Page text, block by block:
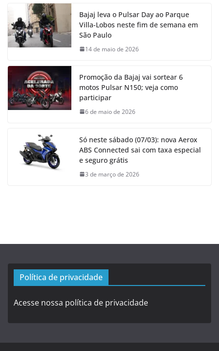
Bajaj leva o Pulsar Day ao Parque
Villa-Lobos neste fim de semana em
São Paulo
14 de maio de 2026
Promoção da Bajaj vai sortear 6
motos Pulsar N150; veja como
participar
6 de maio de 2026
Só neste sábado (07/03): nova Aerox
ABS Connected sai com taxa especial
e seguro grátis
3 de março de 2026
Política de privacidade
Acesse nossa política de privacidade